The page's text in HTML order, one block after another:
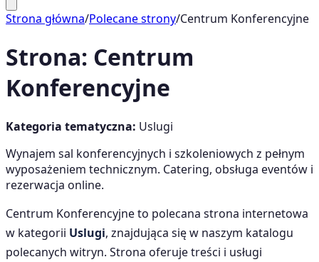
Strona główna/Polecane strony/Centrum Konferencyjne
Strona: Centrum
Konferencyjne
Kategoria tematyczna: Uslugi
Wynajem sal konferencyjnych i szkoleniowych z pełnym
wyposażeniem technicznym. Catering, obsługa eventów i
rezerwacja online.
Centrum Konferencyjneto polecana strona internetowa
w kategorii Uslugi, znajdująca się w naszym katalogu
polecanych witryn. Strona oferuje treści i usługi